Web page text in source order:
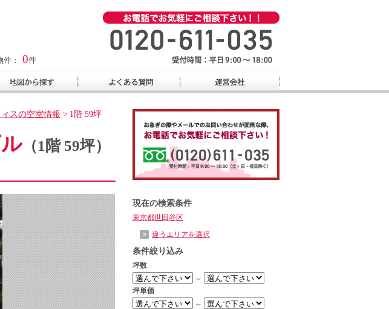
： 0件
スの空室情報 > 1階 59坪
（1階 59坪）
現在の検索条件
東京都世田谷区
違うエリアを選択
条件絞り込み
坪数
～
坪単価
～